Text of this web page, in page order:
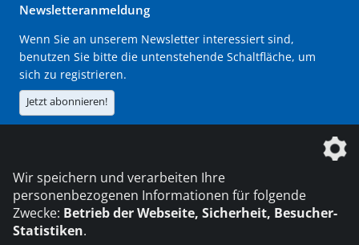
Newsletteranmeldung
Wenn Sie an unserem Newsletter interessiert sind,
benutzen Sie bitte die untenstehende Schaltfläche, um
sich zu registrieren.
Jetzt abonnieren!
Die DVS Media GmbH ist ein Unternehmen der
Wir speichern und verarbeiten Ihre
personenbezogenen Informationen für folgende
Zwecke: Betrieb der Webseite, Sicherheit, Besucher-
Statistiken.